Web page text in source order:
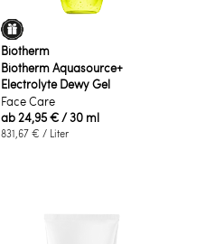
Biotherm
Biotherm Aquasource+
Electrolyte Dewy Gel
Face Care
ab24,95 €/ 30 ml
831,67 € / Liter